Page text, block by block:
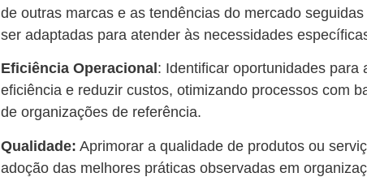
de outras marcas e as tendências do mercado
ser adaptadas para atender às necessidades
Eficiência Operacional : Identificar oportunidades para
eficiência e reduzir custos, otimizando processos com
de organizações de referência.
Qualidade: Aprimorar a qualidade de produtos ou
adoção das melhores práticas observadas em